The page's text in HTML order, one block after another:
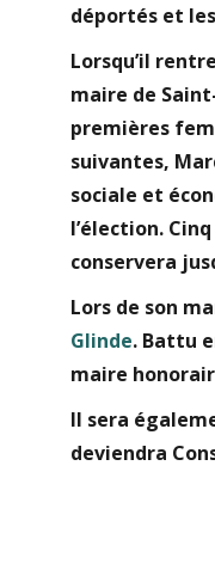
déportés et
Lorsqu’il
maire de
premières
suivantes,
sociale et
l’élection.
conservera
Lors de son
Glinde. Battu
maire
Il sera
deviendra